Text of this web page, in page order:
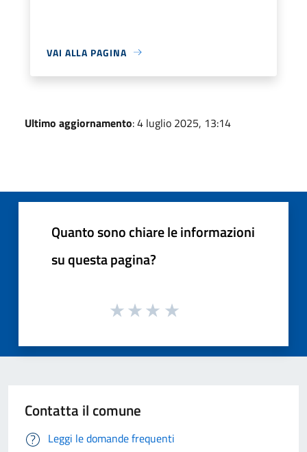
VAI ALLA PAGINA
Ultimo aggiornamento: 4 luglio 2025, 13:14
Quanto sono chiare le informazioni
su questa pagina?
Contatta il comune
Leggi le domande frequenti